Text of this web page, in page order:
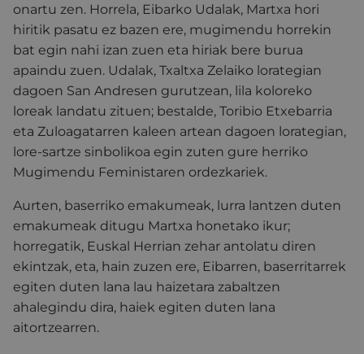
onartu zen. Horrela, Eibarko Udalak, Martxa hori
hiritik pasatu ez bazen ere, mugimendu horrekin
bat egin nahi izan zuen eta hiriak bere burua
apaindu zuen. Udalak, Txaltxa Zelaiko lorategian
dagoen San Andresen gurutzean, lila koloreko
loreak landatu zituen; bestalde, Toribio Etxebarria
eta Zuloagatarren kaleen artean dagoen lorategian,
lore-sartze sinbolikoa egin zuten gure herriko
Mugimendu Feministaren ordezkariek.
Aurten, baserriko emakumeak, lurra lantzen duten
emakumeak ditugu Martxa honetako ikur;
horregatik, Euskal Herrian zehar antolatu diren
ekintzak, eta, hain zuzen ere, Eibarren, baserritarrek
egiten duten lana lau haizetara zabaltzen
ahalegindu dira, haiek egiten duten lana
aitortzearren.